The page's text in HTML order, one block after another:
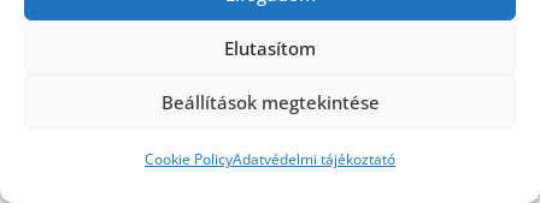
Elutasítom
Beállítások megtekintése
Cookie PolicyAdatvédelmi tájékoztató
SDS Max befogású,
⌀ 25 mm
1320 mm
1200 mm